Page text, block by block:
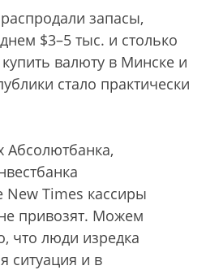
запасы,
$3–5 тыс. и столько
валюту в Минске и
стало практически
Абсолютбанка,
New Times кассиры
привозят. Можем
что люди изредка
ситуация и в